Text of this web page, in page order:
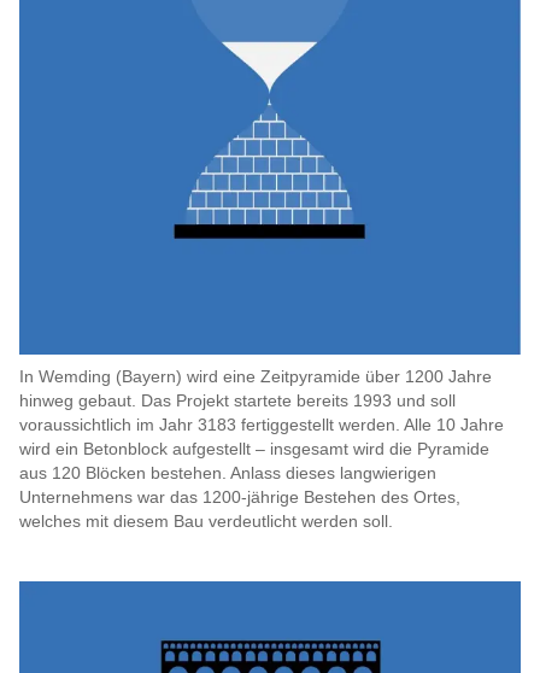
In Wemding (Bayern) wird eine Zeitpyramide über 1200 Jahre
hinweg gebaut. Das Projekt startete bereits 1993 und soll
voraussichtlich im Jahr 3183 fertiggestellt werden. Alle 10 Jahre
wird ein Betonblock aufgestellt – insgesamt wird die Pyramide
aus 120 Blöcken bestehen. Anlass dieses langwierigen
Unternehmens war das 1200-jährige Bestehen des Ortes,
welches mit diesem Bau verdeutlicht werden soll.